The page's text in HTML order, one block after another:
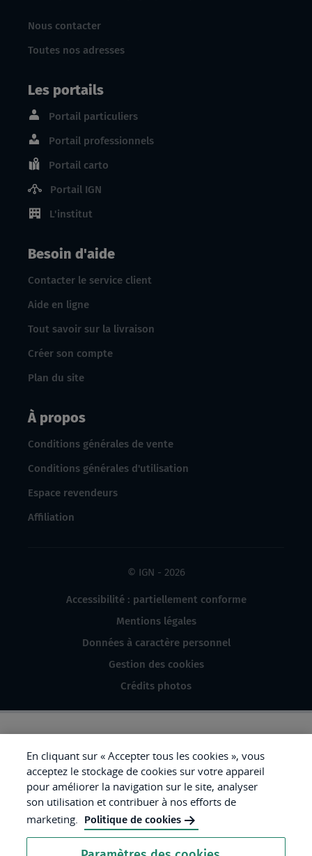
Nous contacter
Toutes nos adresses
Les portails
Portail particuliers
Portail professionnels
Portail carto
Portail IGN
L'institut
Besoin d'aide
Contacter le service client
Aide en ligne
Tout savoir sur la livraison
Créer son compte
Plan du site
À propos
Conditions générales de vente
Conditions générales d'utilisation
Espace revendeurs
Affiliation
© IGN - 2026
Accessibilité : partiellement conforme
Mentions légales
Données à caractère personnel
Gestion des cookies
Crédits photos
République
Française.
Liberté
Égalité
Fraternité
En cliquant sur « Accepter tous les cookies », vous
acceptez le stockage de cookies sur votre appareil
pour améliorer la navigation sur le site, analyser
son utilisation et contribuer à nos efforts de
marketing.
Politique de cookies